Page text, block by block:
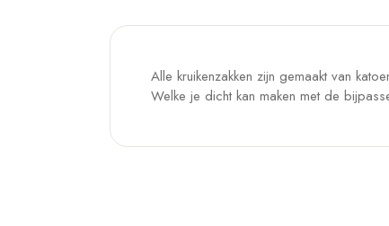
Alle kruikenzakken zijn gemaakt van
Welke je dicht kan maken met de